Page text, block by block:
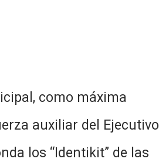
como máxima
auxiliar del Ejecutivo
los “Identikit” de las